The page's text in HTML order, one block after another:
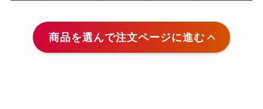
商品を選んで注文ページに進む